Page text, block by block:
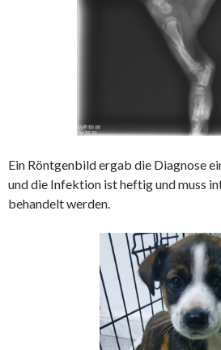
Ein Röntgenbild ergab die Diagnose
und die Infektion ist heftig und muss
behandelt werden.